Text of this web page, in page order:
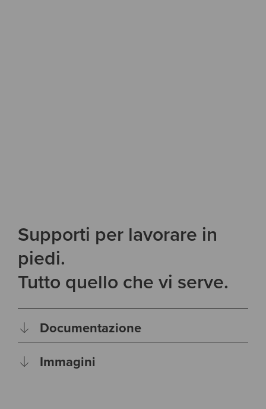
Supporti per lavorare in
piedi.
Tutto quello che vi serve.
Documentazione
Immagini